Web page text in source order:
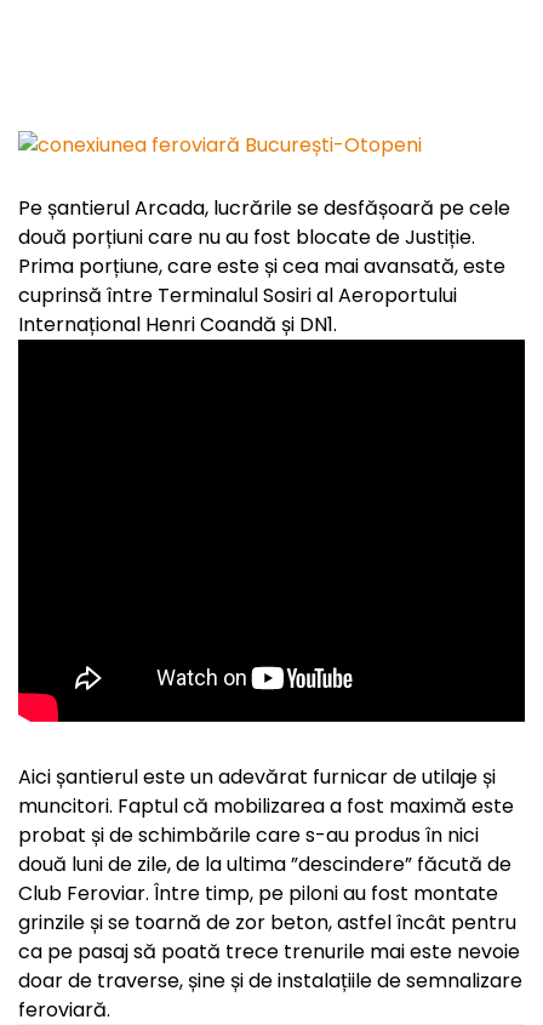
Pe șantierul Arcada, lucrările se desfășoară pe cele
două porțiuni care nu au fost blocate de Justiție.
Prima porțiune, care este și cea mai avansată, este
cuprinsă între Terminalul Sosiri al Aeroportului
Internațional Henri Coandă și DN1.
Aici șantierul este un adevărat furnicar de utilaje și
muncitori. Faptul că mobilizarea a fost maximă este
probat și de schimbările care s-au produs în nici
două luni de zile, de la ultima ”descindere” făcută de
Club Feroviar. Între timp, pe piloni au fost montate
grinzile și se toarnă de zor beton, astfel încât pentru
ca pe pasaj să poată trece trenurile mai este nevoie
doar de traverse, șine și de instalațiile de semnalizare
feroviară.